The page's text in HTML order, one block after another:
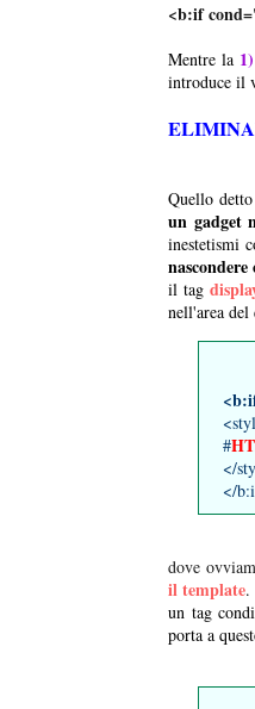
<b:if
Mentre la 1)
introduce il
Quello
un gadget
inestetismi
il tag
nell'area del
#
</
</
dove
il template.
un tag
porta a